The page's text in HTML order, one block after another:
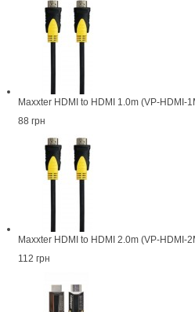
Maxxter HDMI to HDMI 1.0m (VP-HDMI-
88 грн
Maxxter HDMI to HDMI 2.0m (VP-HDMI-
112 грн